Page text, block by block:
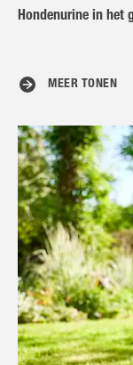
Hondenurine in het
MEER TONEN